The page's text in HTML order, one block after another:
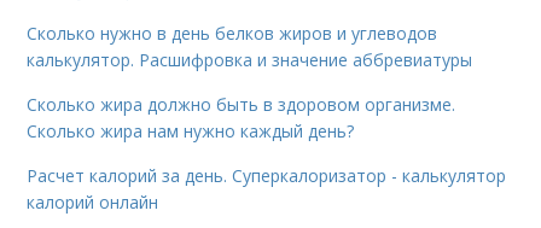
Сколько нужно в день белков жиров и углеводов
калькулятор. Расшифровка и значение аббревиатуры
Сколько жира должно быть в здоровом организме.
Сколько жира нам нужно каждый день?
Расчет калорий за день. Суперкалоризатор - калькулятор
калорий онлайн